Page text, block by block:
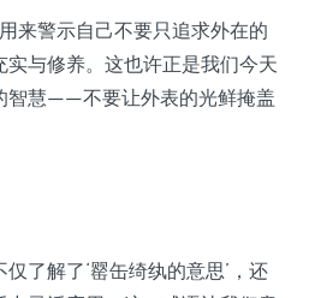
来警示自己不要只追求外在的
与修养。这也许正是我们今天
智慧——不要让外表的光鲜掩盖
了解了‘罂缶绮纨的意思’，还